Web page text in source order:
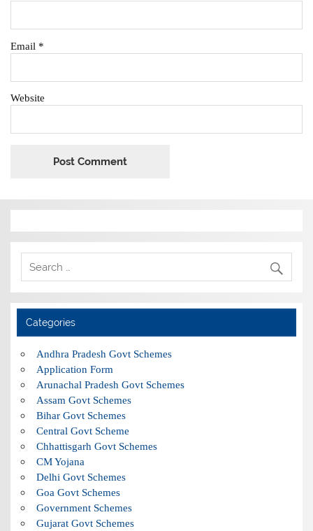
Email *
Website
Categories
Andhra Pradesh Govt Schemes
Application Form
Arunachal Pradesh Govt Schemes
Assam Govt Schemes
Bihar Govt Schemes
Central Govt Scheme
Chhattisgarh Govt Schemes
CM Yojana
Delhi Govt Schemes
Goa Govt Schemes
Government Schemes
Gujarat Govt Schemes